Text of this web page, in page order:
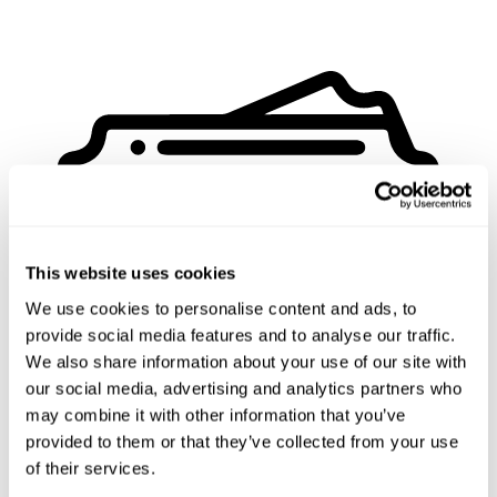
This website uses cookies
We use cookies to personalise content and ads, to
provide social media features and to analyse our traffic.
We also share information about your use of our site with
our social media, advertising and analytics partners who
may combine it with other information that you’ve
provided to them or that they’ve collected from your use
of their services.